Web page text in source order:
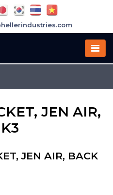
JEN AIR,
JEN AIR, BACK